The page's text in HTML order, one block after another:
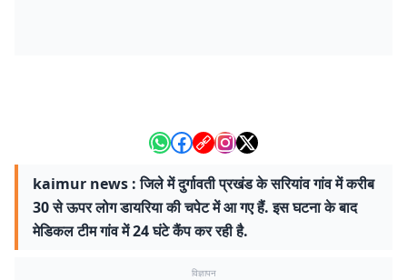
kaimur news : जिले में दुर्गावती प्रखंड के सरियांव गांव में करीब
30 से ऊपर लोग डायरिया की चपेट में आ गए हैं. इस घटना के बाद
मेडिकल टीम गांव में 24 घंटे कैंप कर रही है.
विज्ञापन